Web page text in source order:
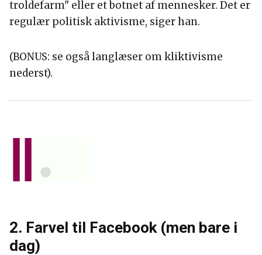
troldefarm" eller et botnet af mennesker. Det er
regulær politisk aktivisme, siger han.
(BONUS: se også langlæser om kliktivisme
nederst).
2. Farvel til Facebook (men bare i
dag)